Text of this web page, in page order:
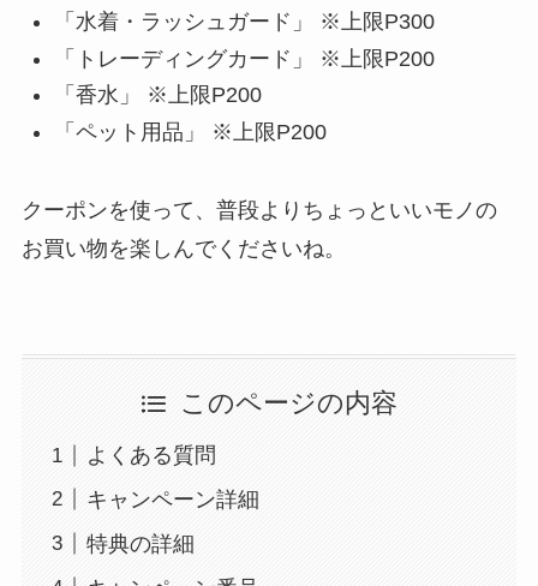
「水着・ラッシュガード」 ※上限P300
「トレーディングカード」 ※上限P200
「香水」 ※上限P200
「ペット用品」 ※上限P200
クーポンを使って、普段よりちょっといいモノの
お買い物を楽しんでくださいね。
このページの内容
よくある質問
キャンペーン詳細
特典の詳細